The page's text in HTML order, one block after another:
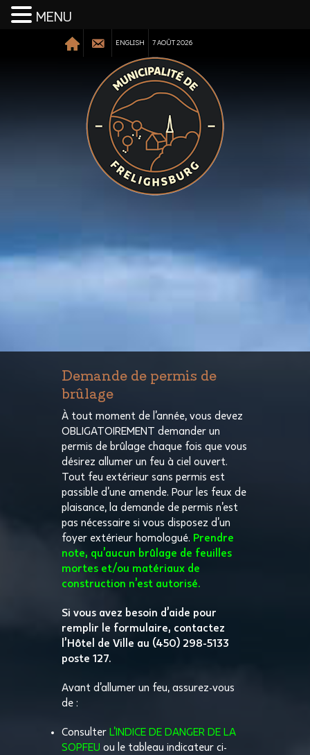
ENGLISH 7 AOÛT 2026
Demande de permis de
brûlage
À tout moment de l’année, vous devez
OBLIGATOIREMENT demander un
permis de brûlage chaque fois que vous
désirez allumer un feu à ciel ouvert.
Tout feu extérieur sans permis est
passible d’une amende. Pour les feux de
plaisance, la demande de permis n’est
pas nécessaire si vous disposez d’un
foyer extérieur homologué. Prendre
note, qu’aucun brûlage de feuilles
mortes et/ou matériaux de
construction n’est autorisé.
Si vous avez besoin d’aide pour
remplir le formulaire, contactez
l’Hôtel de Ville au (450) 298-5133
poste 127.
Avant d’allumer un feu, assurez-vous
de :
Consulter L’INDICE DE DANGER DE LA
SOPFEU ou le tableau indicateur ci-
MENU